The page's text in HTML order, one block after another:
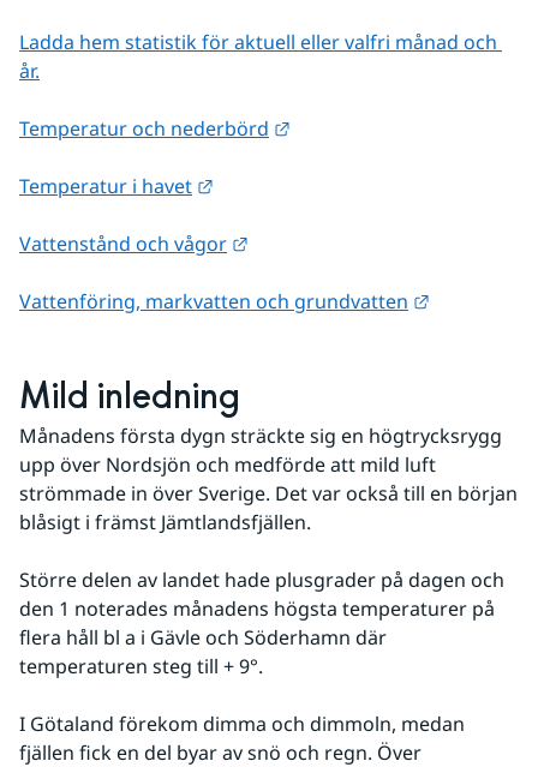
Ladda hem statistik för aktuell eller valfri månad och
år.
Temperatur och nederbörd
Temperatur i havet
Vattenstånd och vågor
Vattenföring, markvatten och grundvatten
Mild inledning
Månadens första dygn sträckte sig en högtrycksrygg
upp över Nordsjön och medförde att mild luft
strömmade in över Sverige. Det var också till en början
blåsigt i främst Jämtlandsfjällen.
Större delen av landet hade plusgrader på dagen och
den 1 noterades månadens högsta temperaturer på
flera håll bl a i Gävle och Söderhamn där
temperaturen steg till + 9°.
I Götaland förekom dimma och dimmoln, medan
fjällen fick en del byar av snö och regn. Över